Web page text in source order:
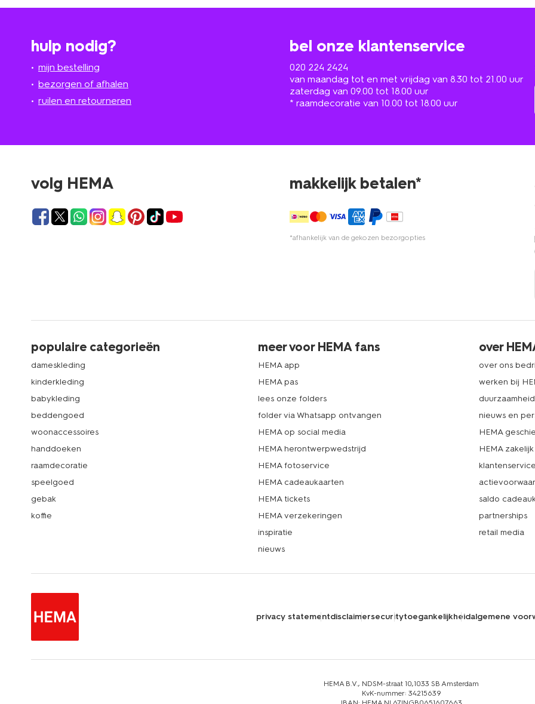
hulp nodig?
mijn bestelling
bezorgen of afhalen
ruilen en retourneren
bel onze klantenservice
020 224 2424
van maandag tot en met vrijdag van 8.30 tot 21.00 uur
zaterdag van 09.00 tot 18.00 uur
* raamdecoratie van 10.00 tot 18.00 uur
volg HEMA makkelijk betalen*
*afhankelijk van de gekozen bezorgopties
populaire categorieën
dameskleding
kinderkleding
babykleding
beddengoed
woonaccessoires
handdoeken
raamdecoratie
speelgoed
gebak
koffie
meer voor HEMA fans
HEMA app
HEMA pas
lees onze folders
folder via Whatsapp ontvangen
HEMA op social media
HEMA herontwerpwedstrijd
HEMA fotoservice
HEMA cadeaukaarten
HEMA tickets
HEMA verzekeringen
inspiratie
nieuws
over
over ons
werken bij
duurzaamheid
nieuws en
HEMA
HEMA zakelijk
klantenservice
saldo
partnerships
retail media
privacy statementdisclaimersecuritytoegankelijkheidalgemene
HEMA B.V., NDSM-straat 10,1033 SB Amsterdam
KvK-nummer: 34215639